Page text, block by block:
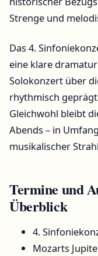
Strenge und
Das 4.
eine klare
Solokonzert über
rhythmisch
Gleichwohl bleibt
Abends – in
musikalischer
Termine und
Überblick
4.
Mozarts